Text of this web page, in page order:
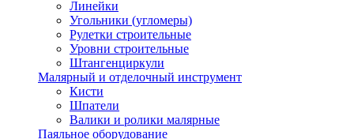
Линейки
Угольники (угломеры)
Рулетки строительные
Уровни строительные
Штангенциркули
Малярный и отделочный инструмент
Кисти
Шпатели
Валики и ролики малярные
Паяльное оборудование